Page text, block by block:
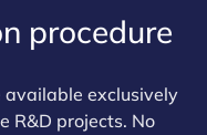
procedure
exclusively
R&D projects. No